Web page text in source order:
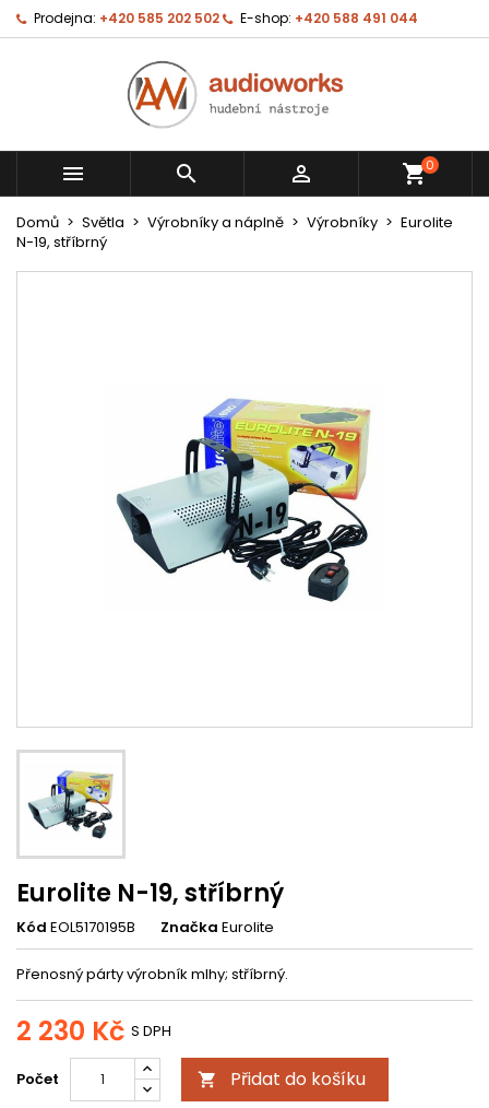
Prodejna: +420 585 202 502 E-shop: +420 588 491 044
   shopping_cart0
Domů Světla Výrobníky a náplně Výrobníky
Eurolite
N-19, stříbrný
Eurolite N-19, stříbrný
Kód EOL5170195B Značka Eurolite
Přenosný párty výrobník mlhy; stříbrný.
2 230 Kč S DPH
Počet  Přidat do košíku